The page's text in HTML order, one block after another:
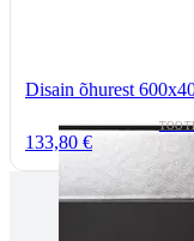
Disain õhurest
133,80 €